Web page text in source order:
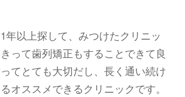
年以上探して、みつけたクリニッ
って歯列矯正もすることできて良
てとても大切だし、長く通い続け
オススメできるクリニックです。